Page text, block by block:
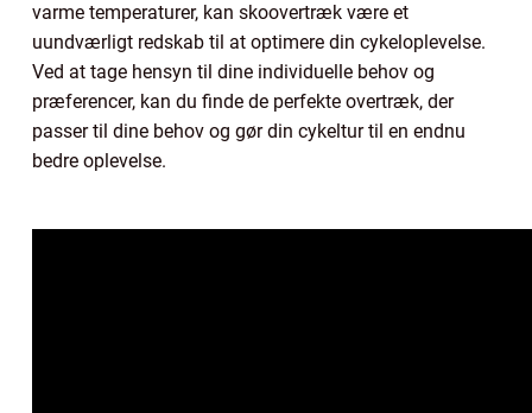
varme temperaturer, kan skoovertræk være et
uundværligt redskab til at optimere din cykeloplevelse.
Ved at tage hensyn til dine individuelle behov og
præferencer, kan du finde de perfekte overtræk, der
passer til dine behov og gør din cykeltur til en endnu
bedre oplevelse.